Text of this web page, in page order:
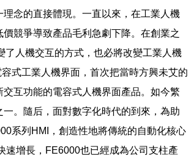
念的直接體現。一直以來，在工業人機
競爭導致產品毛利急劇下降。在創業之
人機交互的方式，也必將改變工業人機
式工業人機界面，首次把當時方興未艾的
互功能的電容式人機界面產品。如今繁
。隨后，面對數字化時代的到來，為助
系列HMI，創造性地將傳統的自動化核心
速增長，FE6000也已經成為公司支柱產